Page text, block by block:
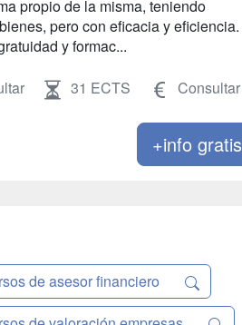
propio de la misma, teniendo
pero con eficacia y eficiencia.
y formac...
31 ECTS Consultar
+info gratis
de asesor financiero